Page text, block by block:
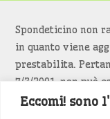
Eccomi! sono
Spondeticino non
in quanto viene
prestabilita.
7/3/2001, non può
editoriale.